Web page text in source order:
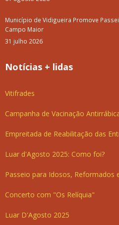
Município de Vidigueira Promove
Campo Maior
31 julho 2026
Notícias + lidas
Vitifrades
Campanha de Vacinação
Empreitada de Reabilitação das
Luar d'Agosto 2025: Como foi?
Passeio para Idosos, Reformados
Concerto com "Os Relíquia"
Luar D'Agosto 2025